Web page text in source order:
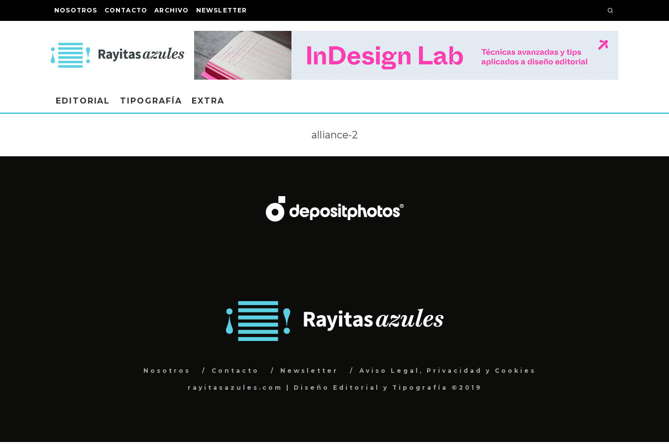
NOSOTROS CONTACTO ARCHIVO NEWSLETTER
EDITORIAL TIPOGRAFÍA EXTRA
alliance-2
Nosotros Contacto Newsletter Aviso Legal, Privacidad y Cookies
rayitasazules.com | Diseño Editorial y Tipografía ©2019